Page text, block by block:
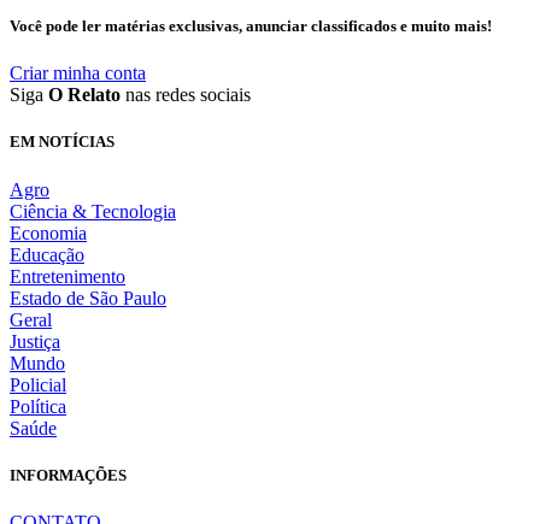
Você pode ler matérias exclusivas, anunciar classificados e muito mais!
Criar minha conta
Siga O Relato nas redes sociais
EM NOTÍCIAS
Agro
Ciência & Tecnologia
Economia
Educação
Entretenimento
Estado de São Paulo
Geral
Justiça
Mundo
Policial
Política
Saúde
INFORMAÇÕES